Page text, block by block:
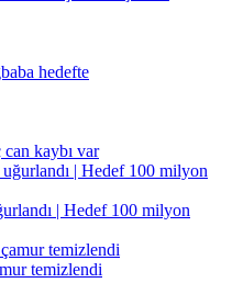
hedefte
kaybı var
| Hedef 100 milyon
temizlendi